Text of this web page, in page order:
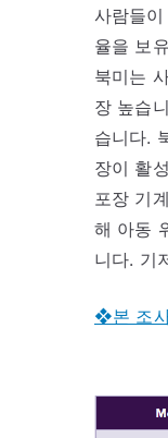
사람들
율을 보
북미는
장 높습
습니다.
장이 활
포장 기
해 아동
니다. 기
❖본 조